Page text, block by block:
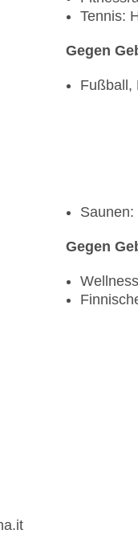
Tennis:
Gegen
Fußball,
Saunen:
Gegen